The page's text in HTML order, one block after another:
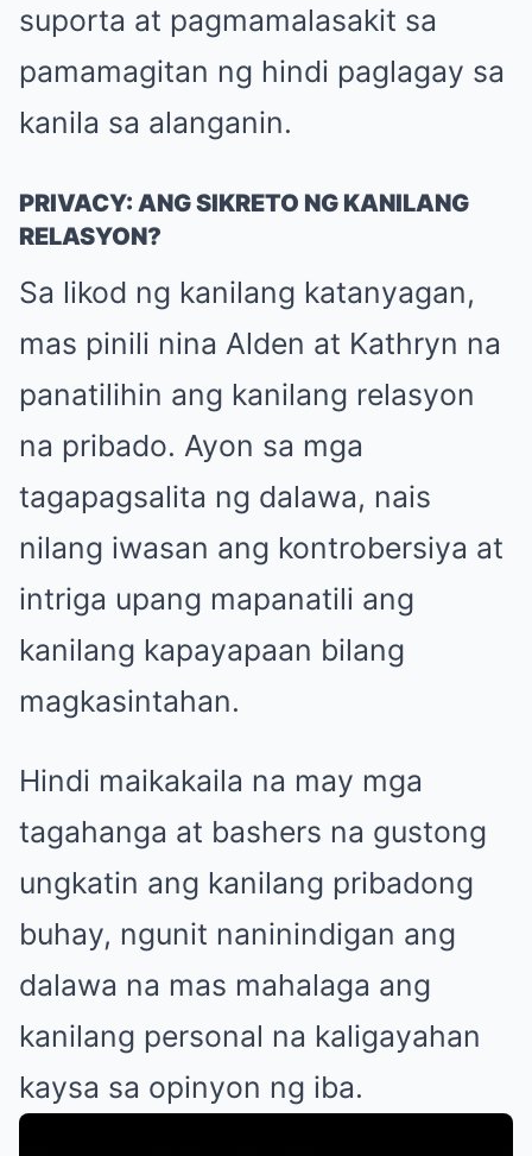
suporta at pagmamalasakit sa
pamamagitan ng hindi paglagay sa
kanila sa alanganin.
PRIVACY: ANG SIKRETO NG KANILANG
RELASYON?
Sa likod ng kanilang katanyagan,
mas pinili nina Alden at Kathryn na
panatilihin ang kanilang relasyon
na pribado. Ayon sa mga
tagapagsalita ng dalawa, nais
nilang iwasan ang kontrobersiya at
intriga upang mapanatili ang
kanilang kapayapaan bilang
magkasintahan.
Hindi maikakaila na may mga
tagahanga at bashers na gustong
ungkatin ang kanilang pribadong
buhay, ngunit naninindigan ang
dalawa na mas mahalaga ang
kanilang personal na kaligayahan
kaysa sa opinyon ng iba.